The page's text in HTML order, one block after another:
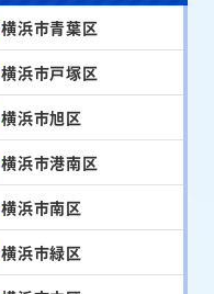
横浜市青葉区
横浜市戸塚区
横浜市旭区
横浜市港南区
横浜市南区
横浜市緑区